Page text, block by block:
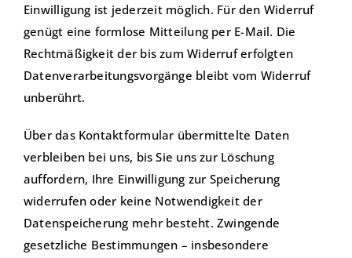
Einwilligung ist jederzeit möglich. Für den Widerruf
genügt eine formlose Mitteilung per E-Mail. Die
Rechtmäßigkeit der bis zum Widerruf erfolgten
Datenverarbeitungsvorgänge bleibt vom Widerruf
unberührt.
Über das Kontaktformular übermittelte Daten
verbleiben bei uns, bis Sie uns zur Löschung
auffordern, Ihre Einwilligung zur Speicherung
widerrufen oder keine Notwendigkeit der
Datenspeicherung mehr besteht. Zwingende
gesetzliche Bestimmungen – insbesondere